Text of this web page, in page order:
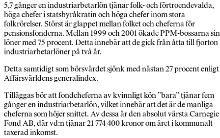
5,7 gånger en industriarbetarlön tjänar folk- och förtroendevalda,
höga chefer i statsbyråkratin och höga chefer inom stora
folkrörelser. Störst är glappet mellan folket och cheferna för
pensionsfonderna. Mellan 1999 och 2001 ökade PPM-bossarna
löner med 75 procent. Detta innebär att de gick från åtta till fjorton
industriarbetarlöner på två år.
Detta samtidigt som börsvärdet sjönk med nästan 27 procent enligt
Affärsvärldens generalindex.
Tilläggas bör att fondcheferna av kvinnligt kön ”bara” tjänar fem
gånger en industriarbetarlön, vilket innebär att det är de manliga
cheferna som höjer snittet. Av dessa är den absolut värsta Carnegie
Fond AB, där vd:n tjänar 21 774 400 kronor om året i kommunalt
taxerad inkomst.